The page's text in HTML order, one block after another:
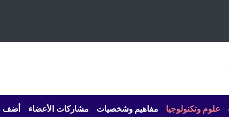
علوم وتكنولوجيا مفاهيم وشخصيات مشاركات الأعضاء أضف